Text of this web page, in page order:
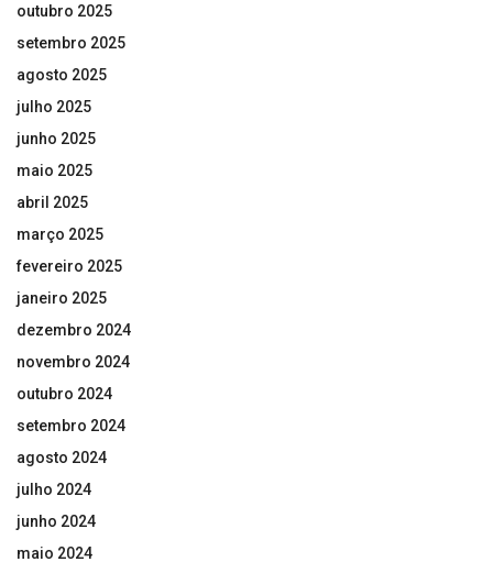
outubro 2025
setembro 2025
agosto 2025
julho 2025
junho 2025
maio 2025
abril 2025
março 2025
fevereiro 2025
janeiro 2025
dezembro 2024
novembro 2024
outubro 2024
setembro 2024
agosto 2024
julho 2024
junho 2024
maio 2024